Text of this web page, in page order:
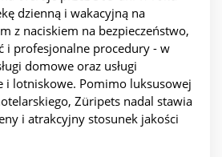
dzienną i wakacyjną na
z naciskiem na bezpieczeństwo,
i profesjonalne procedury - w
domowe oraz usługi
i lotniskowe. Pomimo luksusowej
Züripets nadal stawia
i atrakcyjny stosunek jakości